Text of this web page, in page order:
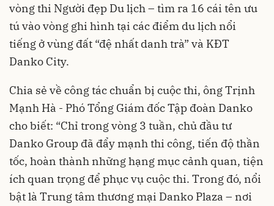
vòng thi Người đẹp Du lịch – tìm ra 16 cái tên ưu
tú vào vòng ghi hình tại các điểm du lịch nổi
tiếng ở vùng đất “đệ nhất danh trà” và KĐT
Danko City.
Chia sẻ về công tác chuẩn bị cuộc thi, ông Trịnh
Mạnh Hà - Phó Tổng Giám đốc Tập đoàn Danko
cho biết: “Chỉ trong vòng 3 tuần, chủ đầu tư
Danko Group đã đẩy mạnh thi công, tiến độ thần
tốc, hoàn thành những hạng mục cảnh quan, tiện
ích quan trọng để phục vụ cuộc thi. Trong đó, nổi
bật là Trung tâm thương mại Danko Plaza – nơi